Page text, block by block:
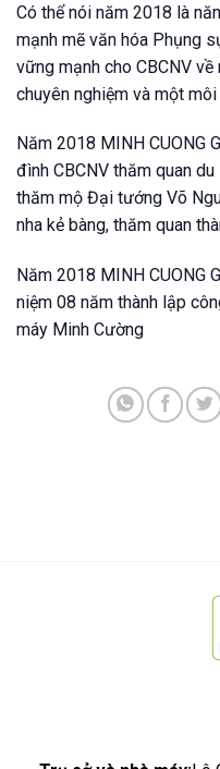
Có thể nói năm 2018 là
mạnh mẽ văn hóa Phụng
vững mạnh cho CBCNV
chuyên nghiệm và một
Năm 2018 MINH CUONG
đình CBCNV thăm quan
thăm mộ Đại tướng Võ
nha kẻ bàng, thăm quan
Năm 2018 MINH CUONG
niệm 08 năm thành lập
máy Minh Cường